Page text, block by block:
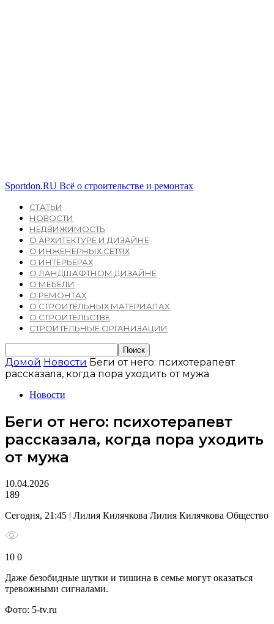
Sportdon.RU Всё о строительстве и ремонтах
СТАТЬИ
НОВОСТИ
НЕДВИЖИМОСТЬ
О АРХИТЕКТУРЕ И ДИЗАЙНЕ
О ИНЖЕНЕРНЫХ СЕТЯХ
О ИНТЕРЬЕРАХ
О ЛАНДШАФТНОМ ДИЗАЙНЕ
О МЕБЕЛИ
О РЕМОНТАХ
О СТРОИТЕЛЬНЫХ МАТЕРИАЛАХ
О СТРОИТЕЛЬСТВЕ
СТРОИТЕЛЬНЫЕ ОРГАНИЗАЦИИ
Домой Новости Беги от него: психотерапевт
рассказала, когда пора уходить от мужа
Новости
Беги от него: психотерапевт
рассказала, когда пора уходить
от мужа
10.04.2026
189
Сегодня, 21:45 | Лилия Килячкова Лилия Килячкова Общество
10 0
Даже безобидные шутки и тишина в семье могут оказаться
тревожными сигналами.
Фото: 5-tv.ru